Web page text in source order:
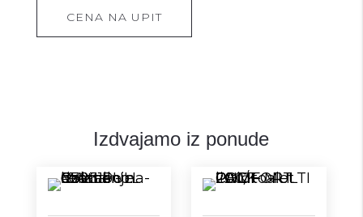
CENA NA UPIT
Izdvajamo iz ponude